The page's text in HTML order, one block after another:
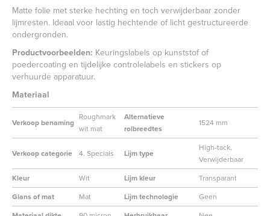
Matte folie met sterke hechting en toch verwijderbaar zonder
lijmresten. Ideaal voor lastig hechtende of licht gestructureerde
ondergronden.
Productvoorbeelden: Keuringslabels op kunststof of
poedercoating en tijdelijke controlelabels en stickers op
verhuurde apparatuur.
Materiaal
Verkoop benaming
Roughmark
wit mat
Alternatieve
rolbreedtes
1524 mm
Verkoop categorie 4. Specials Lijm type
High-tack,
Verwijderbaar
Kleur
Wit Lijm kleur
Transparant
Glans of mat
Mat Lijm technologie
Geen